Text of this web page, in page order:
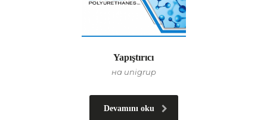
Yapıştırıcı
на unigrup
Devamını oku